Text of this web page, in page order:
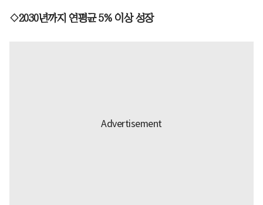
◇2030년까지 연평균 5% 이상 성장